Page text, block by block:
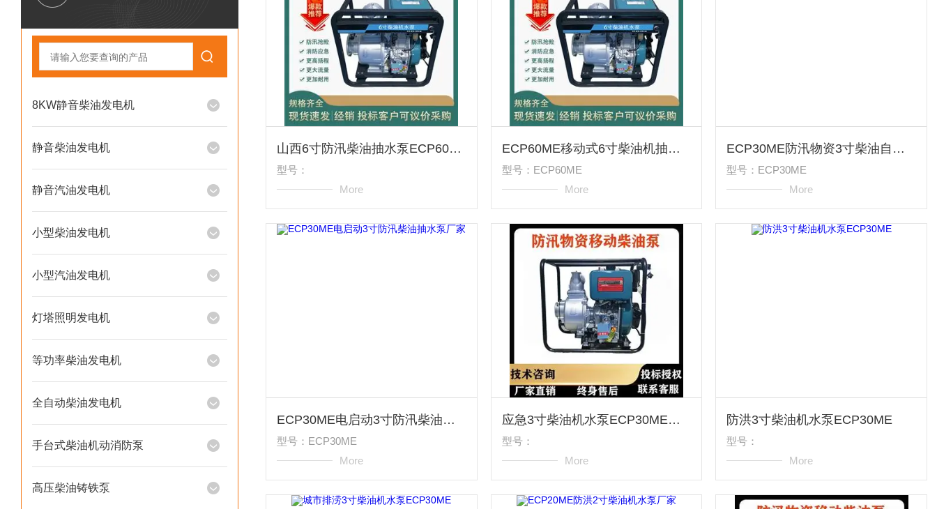
8KW静音柴油发电机
静音柴油发电机
静音汽油发电机
小型柴油发电机
小型汽油发电机
灯塔照明发电机
等功率柴油发电机
全自动柴油发电机
手台式柴油机动消防泵
高压柴油铸铁泵
山西6寸防汛柴油抽水泵ECP60ME厂家
型号：
More
ECP60ME移动式6寸柴油机抽水泵厂家
型号：ECP60ME
More
ECP30ME防汛物资3寸柴油自吸泵厂家
型号：ECP30ME
More
ECP30ME电启动3寸防汛柴油抽水泵厂家
型号：ECP30ME
More
应急3寸柴油机水泵ECP30ME厂家
型号：
More
防洪3寸柴油机水泵ECP30ME
型号：
More